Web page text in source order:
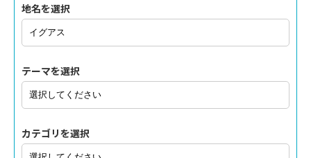
地名を選択
テーマを選択
カテゴリを選択